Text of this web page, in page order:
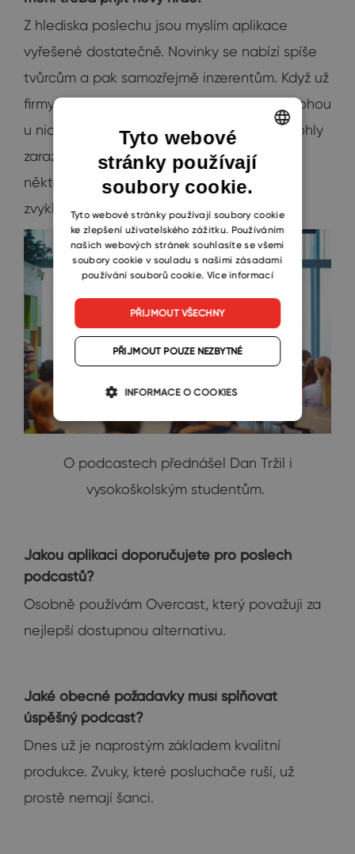
Z hlediska poslechu jsou myslím aplikace
vyřešené dostatečně. Novinky se nabízí spíše
tvůrcům a pak samozřejmě inzerentům. Když už
firmy nechtějí vytvářet vlastní podcasty, mohou
u nich aspoň inzerovat. Ale inzerenty by mohly
zarazit omezené statistiky a absence
některých funkcí a platforem, na které jsou
zvyklí z YouTube nebo samotného Googlu.
O podcastech přednášel Dan Tržil i
vysokoškolským studentům.
Jakou aplikaci doporučujete pro poslech
podcastů?
Osobně používám Overcast, který považuji za
nejlepší dostupnou alternativu.
Jaké obecné požadavky musí splňovat
úspěšný podcast?
Dnes už je naprostým základem kvalitní
produkce. Zvuky, které posluchače ruší, už
prostě nemají šanci.
ENGLISH
CZECH
SLOVAK
Tyto webové
stránky používají
soubory cookie.
Tyto webové stránky používají soubory cookie
ke zlepšení uživatelského zážitku. Používáním
našich webových stránek souhlasíte se všemi
soubory cookie v souladu s našimi zásadami
používání souborů cookie. Více informací
PŘIJMOUT VŠECHNY
PŘIJMOUT POUZE NEZBYTNÉ
INFORMACE O COOKIES